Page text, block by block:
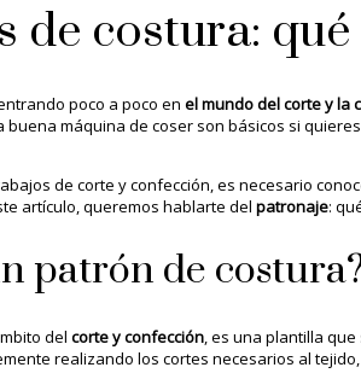
de costura:
poco a poco en el mundo del corte y la
buena máquina de coser son básicos si
de corte y confección, es necesario
artículo, queremos hablarte del patronaje:
patrón de
del corte y confección , es una plantilla
realizando los cortes necesarios al